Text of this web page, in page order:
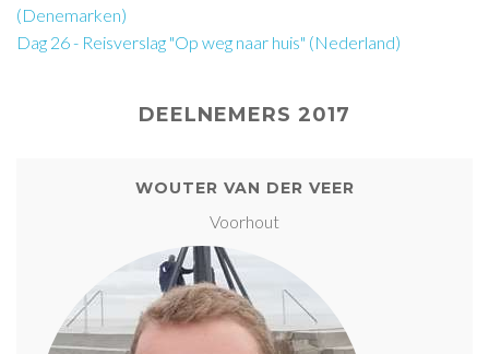
(Denemarken)
Dag 26 - Reisverslag "Op weg naar huis" (Nederland)
DEELNEMERS 2017
WOUTER VAN DER VEER
Voorhout